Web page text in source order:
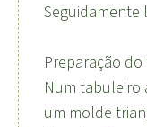
Seguidamente
Preparação
Num tabuleiro
um molde